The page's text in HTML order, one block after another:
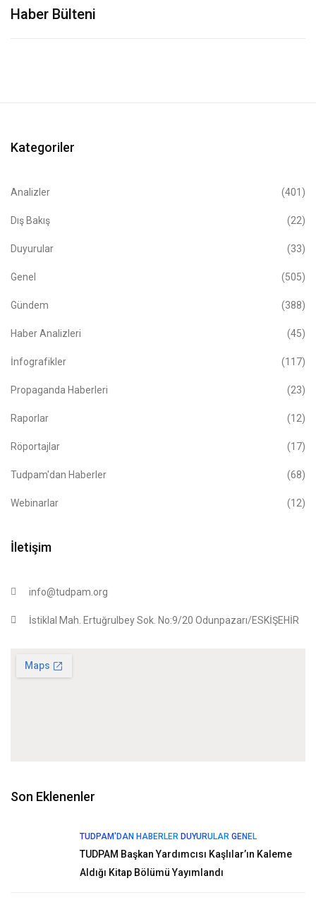
Haber Bülteni
Kategoriler
Analizler (401)
Dış Bakış (22)
Duyurular (33)
Genel (505)
Gündem (388)
Haber Analizleri (45)
İnfografikler (117)
Propaganda Haberleri (23)
Raporlar (12)
Röportajlar (17)
Tudpam'dan Haberler (68)
Webinarlar (12)
İletişim
info@tudpam.org
İstiklal Mah. Ertuğrulbey Sok. No:9/20 Odunpazarı/ESKİŞEHİR
Son Eklenenler
TUDPAM'DAN HABERLER DUYURULAR GENEL
TUDPAM Başkan Yardımcısı Kaşlılar’ın Kaleme
Aldığı Kitap Bölümü Yayımlandı